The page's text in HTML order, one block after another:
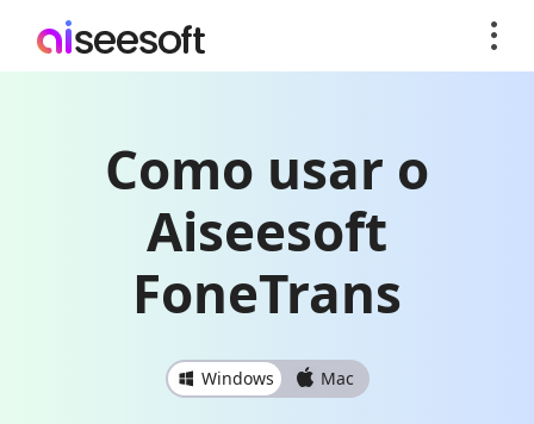
Como usar o
Aiseesoft
FoneTrans
Windows Mac